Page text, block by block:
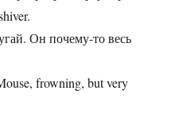
Он почему-то весь
frowning, but very